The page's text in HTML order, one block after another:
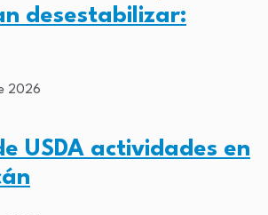
desestabilizar:
2026
USDA actividades en